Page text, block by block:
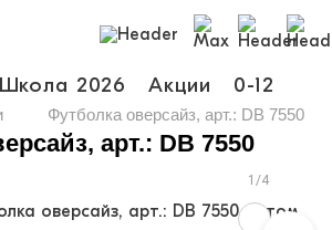
Школа 2026 Акции 0-12
Футболка оверсайз, арт.: DB 7550
арт.: DB 7550
1/4